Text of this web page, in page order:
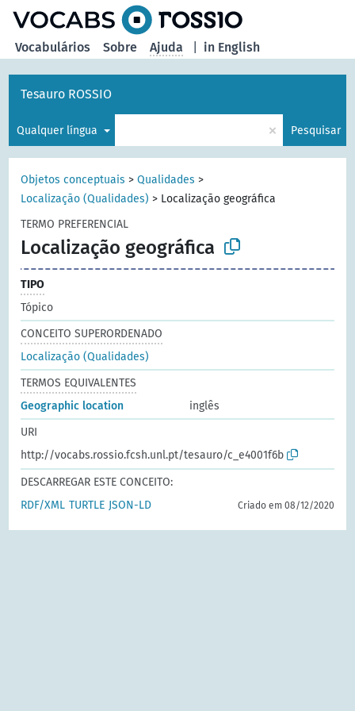
in English
Vocabulários Sobre Ajuda
Tesauro ROSSIO
Qualquer língua × Pesquisar
Objetos conceptuais >Qualidades >
Localização (Qualidades) > Localização geográfica
TERMO PREFERENCIAL
Localização geográfica
TIPO
Tópico
CONCEITO SUPERORDENADO
Localização (Qualidades)
TERMOS EQUIVALENTES
Geographic location
inglês
URI
http://vocabs.rossio.fcsh.unl.pt/tesauro/c_e4001f6b
DESCARREGAR ESTE CONCEITO:
RDF/XML TURTLE JSON-LD Criado em 08/12/2020